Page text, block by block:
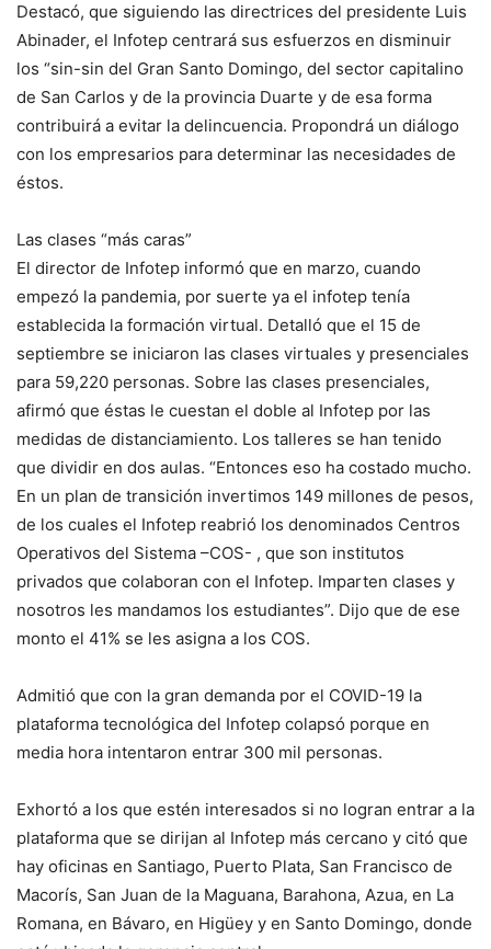
Destacó, que siguiendo las directrices del presidente Luis
Abinader, el Infotep centrará sus esfuerzos en disminuir
los “sin-sin del Gran Santo Domingo, del sector capitalino
de San Carlos y de la provincia Duarte y de esa forma
contribuirá a evitar la delincuencia. Propondrá un diálogo
con los empresarios para determinar las necesidades de
éstos.
Las clases “más caras”
El director de Infotep informó que en marzo, cuando
empezó la pandemia, por suerte ya el infotep tenía
establecida la formación virtual. Detalló que el 15 de
septiembre se iniciaron las clases virtuales y presenciales
para 59,220 personas. Sobre las clases presenciales,
afirmó que éstas le cuestan el doble al Infotep por las
medidas de distanciamiento. Los talleres se han tenido
que dividir en dos aulas. “Entonces eso ha costado mucho.
En un plan de transición invertimos 149 millones de pesos,
de los cuales el Infotep reabrió los denominados Centros
Operativos del Sistema –COS- , que son institutos
privados que colaboran con el Infotep. Imparten clases y
nosotros les mandamos los estudiantes”. Dijo que de ese
monto el 41% se les asigna a los COS.
Admitió que con la gran demanda por el COVID-19 la
plataforma tecnológica del Infotep colapsó porque en
media hora intentaron entrar 300 mil personas.
Exhortó a los que estén interesados si no logran entrar a la
plataforma que se dirijan al Infotep más cercano y citó que
hay oficinas en Santiago, Puerto Plata, San Francisco de
Macorís, San Juan de la Maguana, Barahona, Azua, en La
Romana, en Bávaro, en Higüey y en Santo Domingo, donde